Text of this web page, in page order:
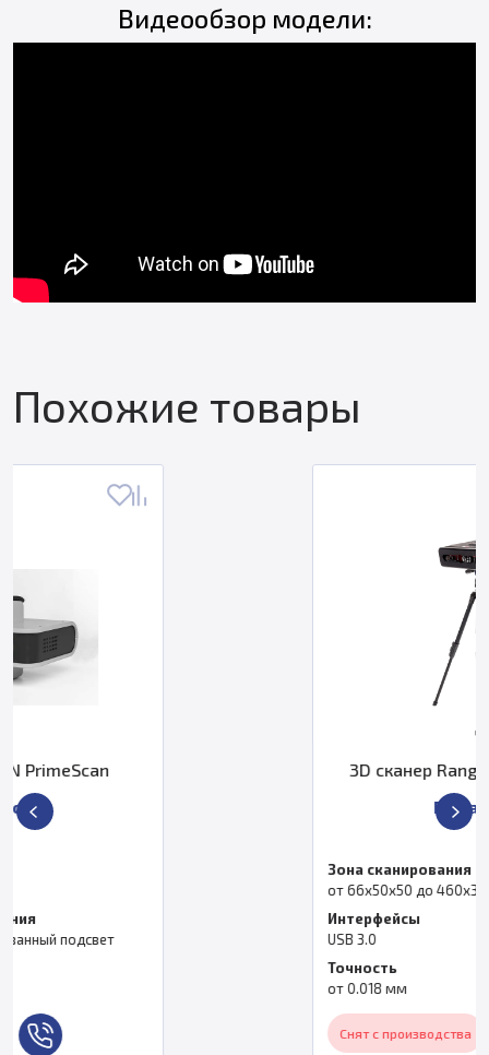
Видеообзор модели:
Похожие товары
3D сканер RangeVision PRO Base
от 66х50х50 до 460х345х345 мм
USB 3.0